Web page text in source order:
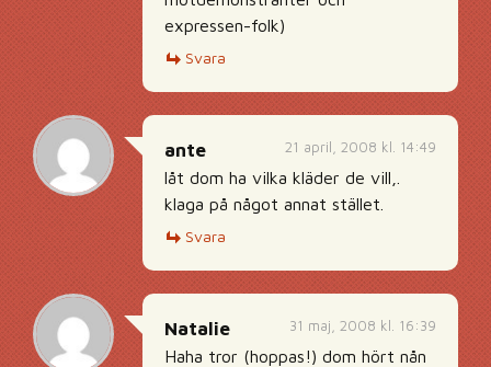
expressen-folk)
Svara
21 april, 2008 kl. 14:49
ante
låt dom ha vilka kläder de vill,.
klaga på något annat stället.
Svara
31 maj, 2008 kl. 16:39
Natalie
Haha tror (hoppas!) dom hört nån